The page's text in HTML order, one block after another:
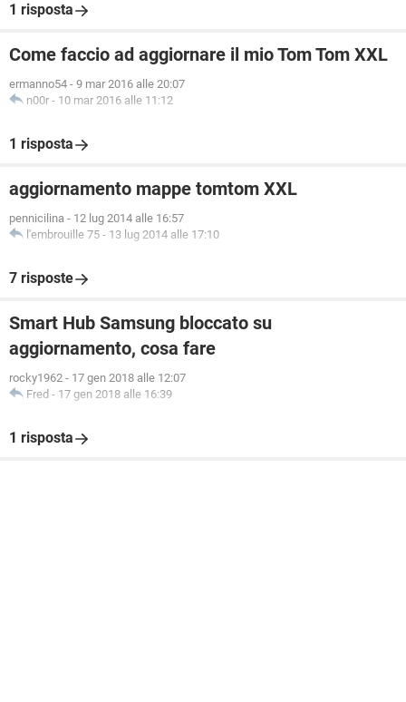
1 risposta
Come faccio ad aggiornare il mio Tom Tom XXL
ermanno54 - 9 mar 2016 alle 20:07
n00r - 10 mar 2016 alle 11:12
1 risposta
aggiornamento mappe tomtom XXL
pennicilina - 12 lug 2014 alle 16:57
l'embrouille 75 - 13 lug 2014 alle 17:10
7 risposte
Smart Hub Samsung bloccato su
aggiornamento, cosa fare
rocky1962 - 17 gen 2018 alle 12:07
Fred - 17 gen 2018 alle 16:39
1 risposta